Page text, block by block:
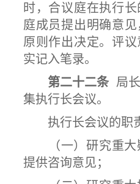
时，合议庭在执行
庭成员提出明确意
原则作出决定。评
实记入笔录。
第二十二条 局
集执行长会议。
执行长会议的职责
（一）研究重大
提供咨询意见；